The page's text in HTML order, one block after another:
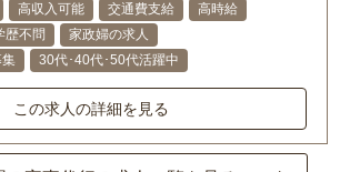
高収入可能 交通費支給
高時給
歴不問
家政婦の求人
30代･40代･50代活躍中
この求人の詳細を見る